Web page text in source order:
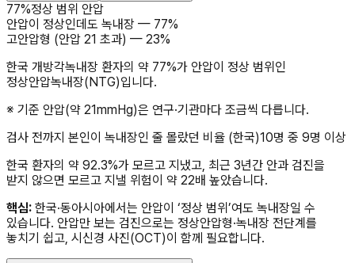
77%정상 범위 안압
안압이 정상인데도 녹내장 — 77%
고안압형 (안압 21 초과) — 23%
한국 개방각녹내장 환자의 약 77%가 안압이 정상 범위인
정상안압녹내장(NTG)입니다.
※ 기준 안압(약 21mmHg)은 연구·기관마다 조금씩 다릅니다.
검사 전까지 본인이 녹내장인 줄 몰랐던 비율 (한국)10명 중 9명 이상
한국 환자의 약 92.3%가 모르고 지냈고, 최근 3년간 안과 검진을
받지 않으면 모르고 지낼 위험이 약 22배 높았습니다.
핵심: 한국·동아시아에서는 안압이 ‘정상 범위’여도 녹내장일 수
있습니다. 안압만 보는 검진으로는 정상안압형·녹내장 전단계를
놓치기 쉽고, 시신경 사진(OCT)이 함께 필요합니다.